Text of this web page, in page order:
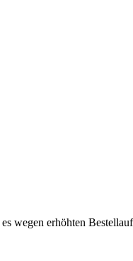
wegen erhöhten